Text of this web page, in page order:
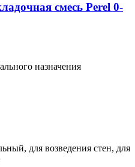
смесь Perel 0-
назначения
для возведения стен, для